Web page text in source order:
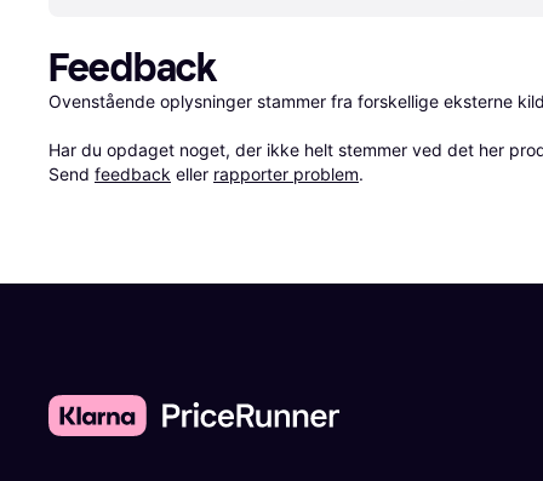
Feedback
Ovenstående oplysninger stammer fra forskellige eksterne
Har du opdaget noget, der ikke helt stemmer ved det her
Send feedback eller rapporter problem.